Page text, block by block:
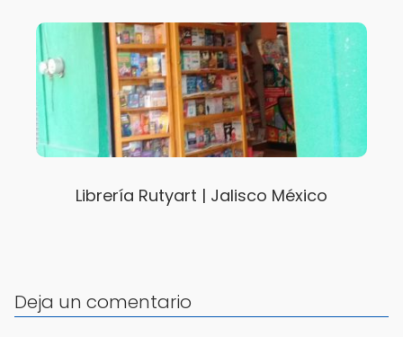
Librería Rutyart | Jalisco México
Deja un comentario